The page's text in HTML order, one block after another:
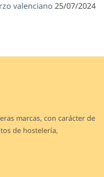
valenciano 25/07/2024
marcas, con carácter de
de hostelería,